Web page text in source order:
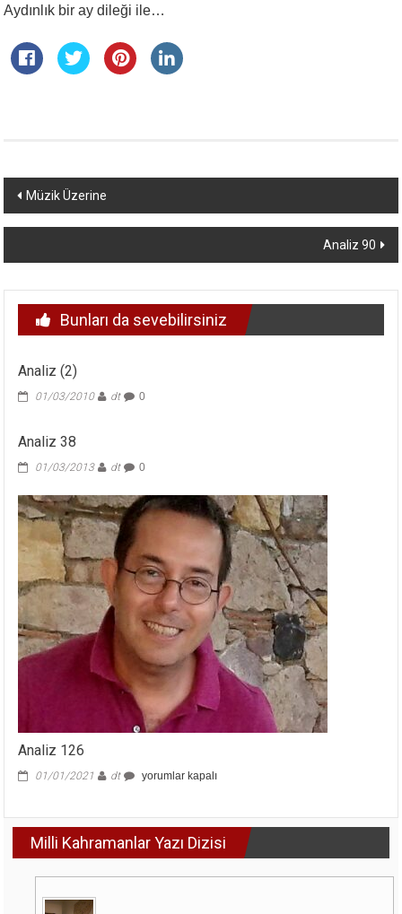
Aydınlık bir ay dileği ile…
Yazı
dolaşımı
Müzik Üzerine
Analiz 90
Bunları da sevebilirsiniz
Analiz (2)
01/03/2010 dt 0
Analiz 38
01/03/2013 dt 0
Analiz 126
01/01/2021 dt
Analiz
yorumlar kapalı
Milli Kahramanlar Yazı Dizisi